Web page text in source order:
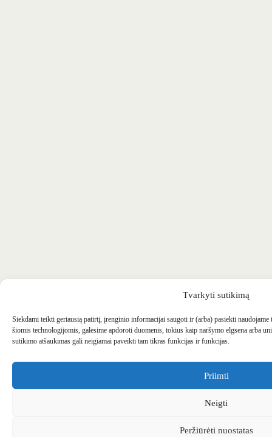
Tvarkyti sutikimą
Siekdami teikti geriausią patirtį, įrenginio informacijai saugoti ir (arba) pasiekti
šiomis technologijomis, galėsime apdoroti duomenis, tokius kaip naršymo elgsena arba
sutikimo atšaukimas gali neigiamai paveikti tam tikras funkcijas ir funkcijas.
Priimti
Neigti
Peržiūrėti nuostatas